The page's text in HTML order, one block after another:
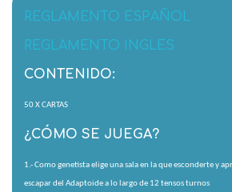
REGLAMENTO ESPAÑOL
REGLAMENTO INGLES
CONTENIDO:
50 X CARTAS
¿CÓMO SE JUEGA?
1.- Como genetista elige una sala en la que esconderte y
escapar del Adaptoide a lo largo de 12 tensos turnos